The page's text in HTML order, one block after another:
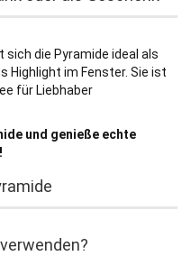
sich die Pyramide ideal als
Highlight im Fenster. Sie ist
für Liebhaber
und genieße echte